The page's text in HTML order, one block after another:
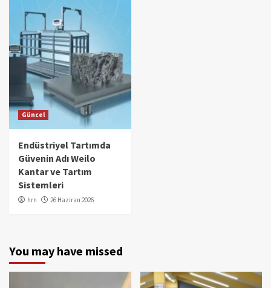
Güncel
Endüstriyel Tartımda
Güvenin Adı Weilo
Kantar ve Tartım
Sistemleri
hrn 26 Haziran 2026
You may have missed